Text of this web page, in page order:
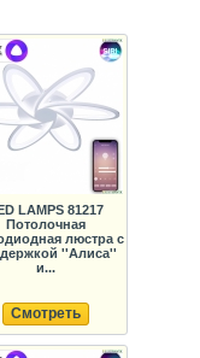
LAMPS 81217
Потолочная
люстра с
''Алиса''
и...
Смотреть